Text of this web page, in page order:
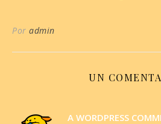
Por admin
UN
A WORDPRESS